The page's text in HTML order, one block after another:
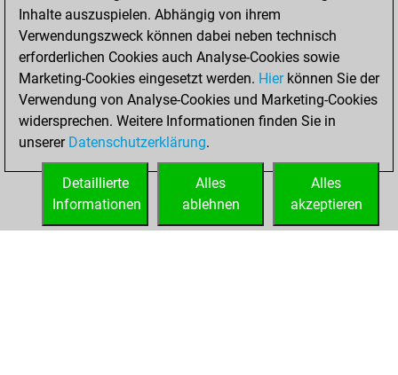
STARTSEITE ERFOLGE
Inhalte auszuspielen. Abhängig von ihrem
Verwendungszweck können dabei neben technisch
erforderlichen Cookies auch Analyse-Cookies sowie
Marketing-Cookies eingesetzt werden. Hierkönnen Sie der
Verwendung von Analyse-Cookies und Marketing-Cookies
widersprechen. Weitere Informationen finden Sie in
unserer Datenschutzerklärung.
Alles
akzeptieren
Alles
ablehnen
Detaillierte
Informationen